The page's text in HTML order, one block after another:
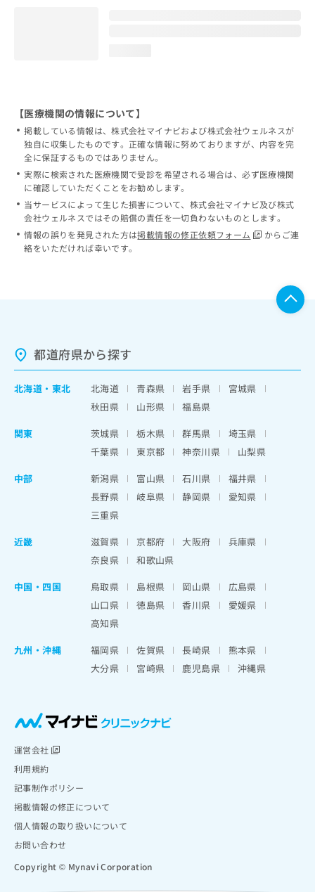
【医療機関の情報について】
掲載している情報は、株式会社マイナビおよび株式会社ウェルネスが
独自に収集したものです。正確な情報に努めておりますが、内容を完
全に保証するものではありません。
実際に検索された医療機関で受診を希望される場合は、必ず医療機関
に確認していただくことをお勧めします。
当サービスによって生じた損害について、株式会社マイナビ及び株式
会社ウェルネスではその賠償の責任を一切負わないものとします。
情報の誤りを発見された方は掲載情報の修正依頼フォーム
からご連
絡をいただければ幸いです。
都道府県から探す
北海道 ・ 東北 北海道 青森県 岩手県
宮城県
秋田県
山形県
福島県
関東
茨城県 栃木県 群馬県
埼玉県
千葉県
東京都 神奈川県
山梨県
中部
新潟県 富山県 石川県
福井県
長野県
岐阜県 静岡県
愛知県
三重県
近畿
滋賀県 京都府 大阪府
兵庫県
奈良県
和歌山県
中国・四国
鳥取県 島根県 岡山県
広島県
山口県
徳島県 香川県
愛媛県
高知県
九州・沖縄
福岡県 佐賀県 長崎県
熊本県
大分県
宮崎県 鹿児島県 沖縄県
運営会社
利用規約
記事制作ポリシー
掲載情報の修正について
個人情報の取り扱いについて
お問い合わせ
Copyright © Mynavi Corporation